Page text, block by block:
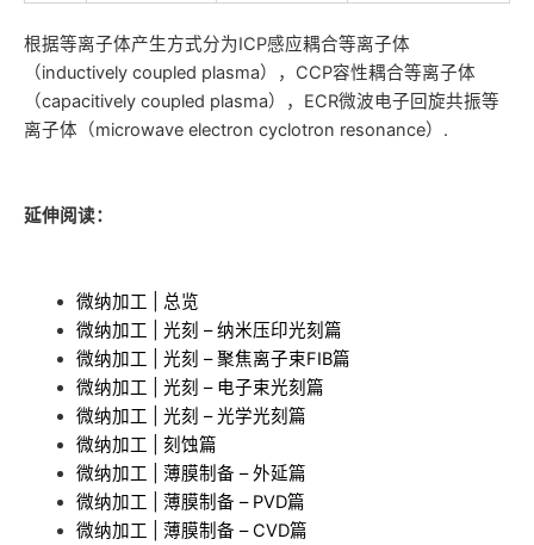
根据等离子体产生方式分为ICP感应耦合等离子体
（inductively coupled plasma），CCP容性耦合等离子体
（capacitively coupled plasma），ECR微波电子回旋共振等
离子体（microwave electron cyclotron resonance）.
延伸阅读：
微纳加工 | 总览
微纳加工 | 光刻 – 纳米压印光刻篇
微纳加工 | 光刻 – 聚焦离子束FIB篇
微纳加工 | 光刻 – 电子束光刻篇
微纳加工 | 光刻 – 光学光刻篇
微纳加工 | 刻蚀篇
微纳加工 | 薄膜制备 – 外延篇
微纳加工 | 薄膜制备 – PVD篇
微纳加工 | 薄膜制备 – CVD篇